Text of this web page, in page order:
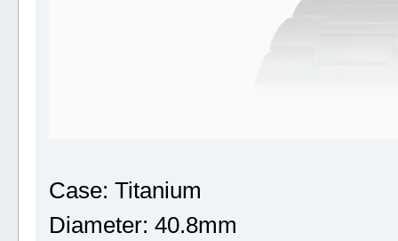
Case: Titanium
Diameter: 40.8mm